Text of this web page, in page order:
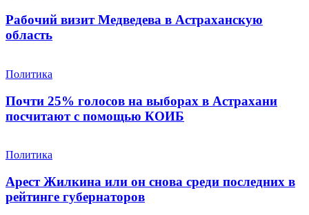
Рабочий визит Медведева в Астраханскую
область
Политика
Почти 25% голосов на выборах в Астрахани
посчитают с помощью КОИБ
Политика
Арест Жилкина или он снова среди последних в
рейтинге губернаторов